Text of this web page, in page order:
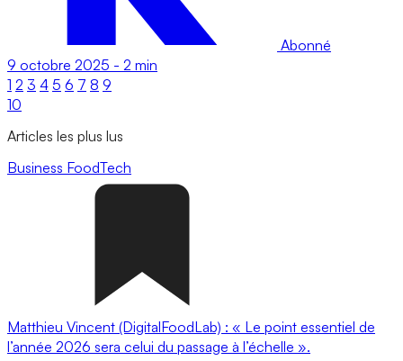
Abonné
9 octobre 2025 - 2 min
1 2 3 4 5 6 7 8 9
10
Articles les plus lus
Business FoodTech
Matthieu Vincent (DigitalFoodLab) : « Le point essentiel de
l’année 2026 sera celui du passage à l’échelle ».